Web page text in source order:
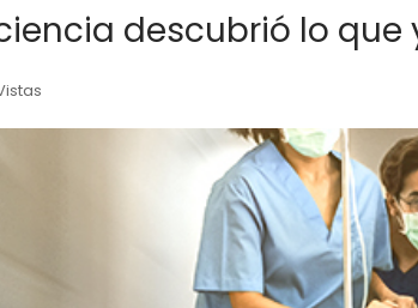
descubrió lo que